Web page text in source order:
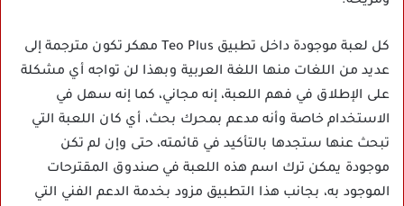
كل لعبة موجودة داخل تطبيق Teo Plus مهكر تكون مترجمة إلى
عديد من اللغات منها اللغة العربية وبهذا لن تواجه أي مشكلة
على الإطلاق في فهم اللعبة، إنه مجاني، كما إنه سهل في
الاستخدام خاصة وأنه مدعم بمحرك بحث، أي كان اللعبة التي
تبحث عنها ستجدها بالتأكيد في قائمته، حتى وإن لم تكن
موجودة يمكن ترك اسم هذه اللعبة في صندوق المقترحات
الموجود به، بجانب هذا التطبيق مزود بخدمة الدعم الفني التي